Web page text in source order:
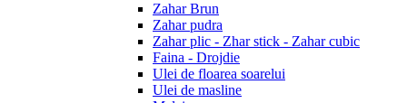
Zahar Brun
Zahar pudra
Zahar plic - Zhar stick - Zahar cubic
Faina - Drojdie
Ulei de floarea soarelui
Ulei de masline